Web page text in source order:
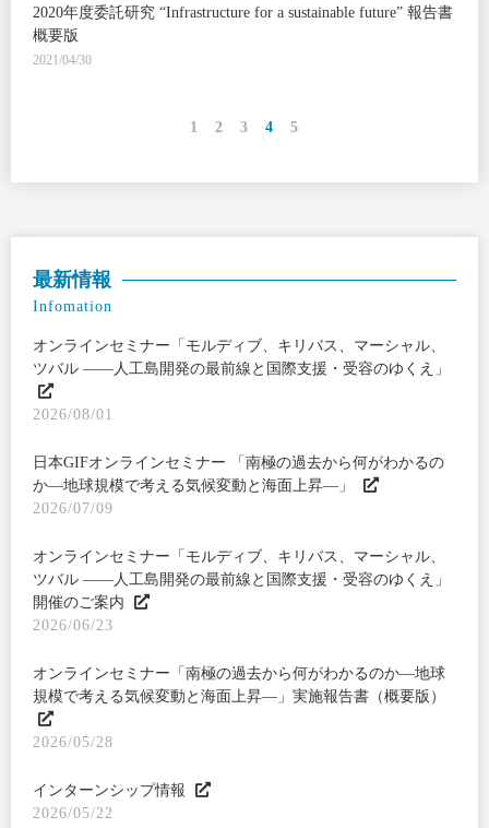
2020年度委託研究 “Infrastructure for a sustainable future” 報告書
概要版
2021/04/30
1 2 3 4 5
最新情報
Infomation
オンラインセミナー「モルディブ、キリバス、マーシャル、
ツバル ――人工島開発の最前線と国際支援・受容のゆくえ」
2026/08/01
日本GIFオンラインセミナー 「南極の過去から何がわかるの
か―地球規模で考える気候変動と海面上昇―」
2026/07/09
オンラインセミナー「モルディブ、キリバス、マーシャル、
ツバル ――人工島開発の最前線と国際支援・受容のゆくえ」
開催のご案内
2026/06/23
オンラインセミナー「南極の過去から何がわかるのか―地球
規模で考える気候変動と海面上昇―」実施報告書（概要版）
2026/05/28
インターンシップ情報
2026/05/22